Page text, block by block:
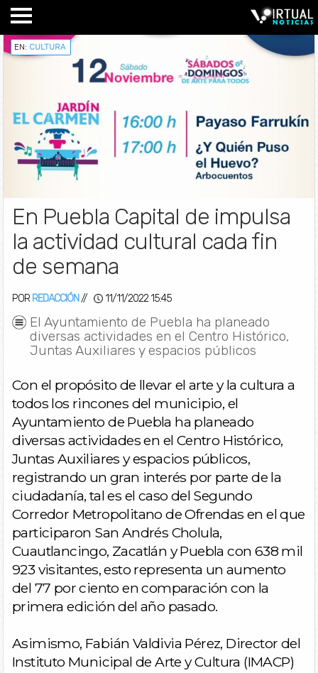
EN: CULTURA
En Puebla Capital de impulsa
la actividad cultural cada fin
de semana
POR REDACCIÓN // 11/11/2022 15:45
El Ayuntamiento de Puebla ha planeado
diversas actividades en el Centro Histórico,
Juntas Auxiliares y espacios públicos
Con el propósito de llevar el arte y la cultura a
todos los rincones del municipio, el
Ayuntamiento de Puebla ha planeado
diversas actividades en el Centro Histórico,
Juntas Auxiliares y espacios públicos,
registrando un gran interés por parte de la
ciudadanía, tal es el caso del Segundo
Corredor Metropolitano de Ofrendas en el que
participaron San Andrés Cholula,
Cuautlancingo, Zacatlán y Puebla con 638 mil
923 visitantes, esto representa un aumento
del 77 por ciento en comparación con la
primera edición del año pasado.
Asimismo, Fabián Valdivia Pérez, Director del
Instituto Municipal de Arte y Cultura (IMACP)